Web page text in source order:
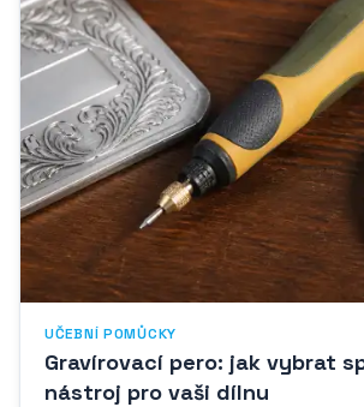
UČEBNÍ POMŮCKY
Gravírovací pero: jak vybrat
nástroj pro vaši dílnu